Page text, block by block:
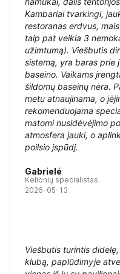
Kambariai tvarkingi,
restoranas erdvus,
taip pat veikia 3
užimtumą). Viešbutis
sistemą, yra baras prie
baseino. Vaikams
šildomų baseinų nėra.
metu atnaujinama, o
rekomenduojama
matomi nusidėvėjimo
atmosfera jauki, o
poilsio įspūdį.
Gabrielė
Kelionių specialistas
2026-05-13
Viešbutis turintis
klubą, paplūdimyje